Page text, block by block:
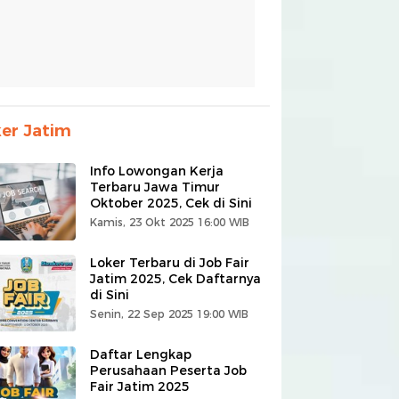
Jatim
Info Lowongan Kerja
Terbaru Jawa Timur
Oktober 2025, Cek di Sini
Kamis, 23 Okt 2025 16:00 WIB
Loker Terbaru di Job Fair
Jatim 2025, Cek Daftarnya
di Sini
Senin, 22 Sep 2025 19:00 WIB
Daftar Lengkap
Perusahaan Peserta Job
Fair Jatim 2025